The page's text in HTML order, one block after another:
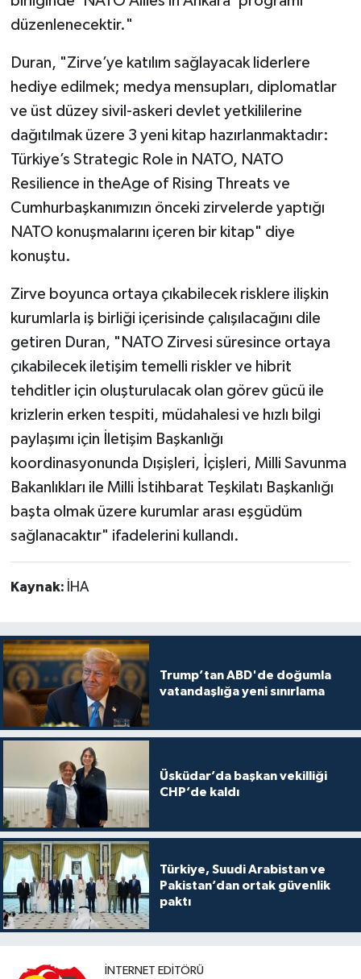
düzenlenecektir."
Duran, "Zirve’ye katılım sağlayacak liderlere
hediye edilmek; medya mensupları, diplomatlar
ve üst düzey sivil-askeri devlet yetkililerine
dağıtılmak üzere 3 yeni kitap hazırlanmaktadır:
Türkiye’s Strategic Role in NATO, NATO
Resilience in theAge of Rising Threats ve
Cumhurbaşkanımızın önceki zirvelerde yaptığı
NATO konuşmalarını içeren bir kitap" diye
konuştu.
Zirve boyunca ortaya çıkabilecek risklere ilişkin
kurumlarla iş birliği içerisinde çalışılacağını dile
getiren Duran, "NATO Zirvesi süresince ortaya
çıkabilecek iletişim temelli riskler ve hibrit
tehditler için oluşturulacak olan görev gücü ile
krizlerin erken tespiti, müdahalesi ve hızlı bilgi
paylaşımı için İletişim Başkanlığı
koordinasyonunda Dışişleri, İçişleri, Milli Savunma
Bakanlıkları ile Milli İstihbarat Teşkilatı Başkanlığı
başta olmak üzere kurumlar arası eşgüdüm
sağlanacaktır" ifadelerini kullandı.
Kaynak: İHA
Trump’tan ABD'de doğumla
vatandaşlığa yeni sınırlama
Üsküdar’da başkan vekilliği
CHP’de kaldı
Türkiye, Suudi Arabistan ve
Pakistan’dan ortak güvenlik
paktı
İNTERNET EDITÖRÜ